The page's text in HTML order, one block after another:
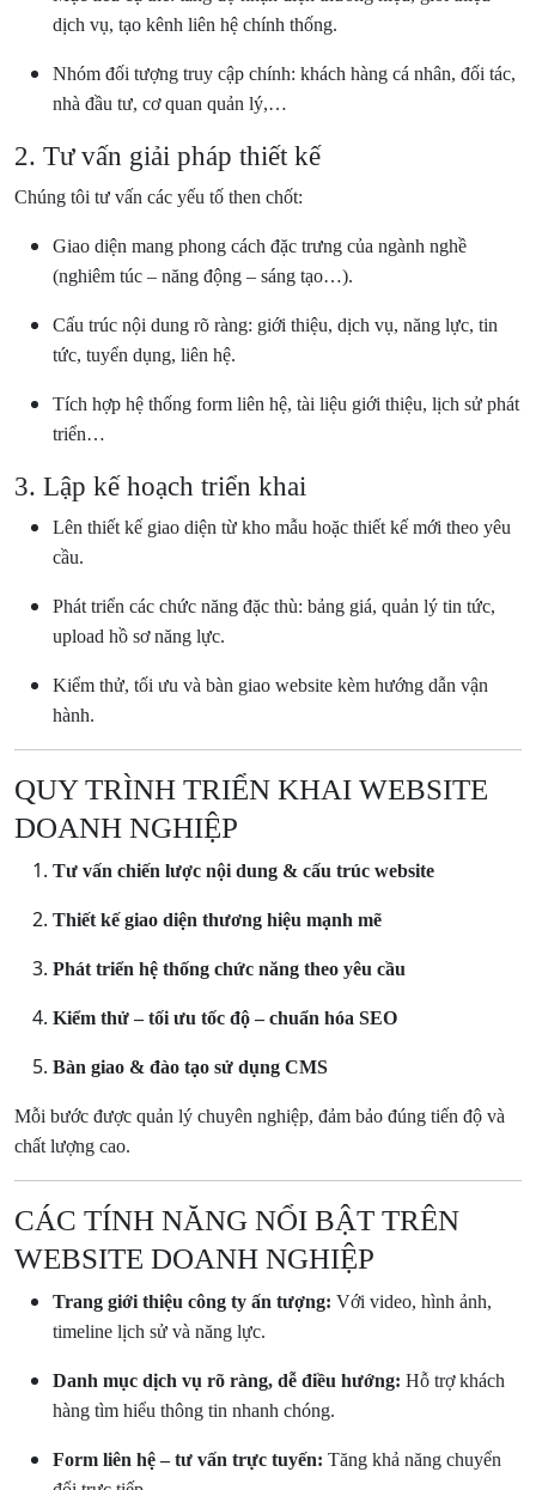
dịch vụ, tạo kênh liên hệ chính thống.
Nhóm đối tượng truy cập chính: khách hàng cá nhân, đối tác,
nhà đầu tư, cơ quan quản lý,…
2. Tư vấn giải pháp thiết kế
Chúng tôi tư vấn các yếu tố then chốt:
Giao diện mang phong cách đặc trưng của ngành nghề
(nghiêm túc – năng động – sáng tạo…).
Cấu trúc nội dung rõ ràng: giới thiệu, dịch vụ, năng lực, tin
tức, tuyển dụng, liên hệ.
Tích hợp hệ thống form liên hệ, tài liệu giới thiệu, lịch sử phát
triển…
3. Lập kế hoạch triển khai
Lên thiết kế giao diện từ kho mẫu hoặc thiết kế mới theo yêu
cầu.
Phát triển các chức năng đặc thù: bảng giá, quản lý tin tức,
upload hồ sơ năng lực.
Kiểm thử, tối ưu và bàn giao website kèm hướng dẫn vận
hành.
QUY TRÌNH TRIỂN KHAI WEBSITE
DOANH NGHIỆP
Tư vấn chiến lược nội dung & cấu trúc website
Thiết kế giao diện thương hiệu mạnh mẽ
Phát triển hệ thống chức năng theo yêu cầu
Kiểm thử – tối ưu tốc độ – chuẩn hóa SEO
Bàn giao & đào tạo sử dụng CMS
Mỗi bước được quản lý chuyên nghiệp, đảm bảo đúng tiến độ và
chất lượng cao.
CÁC TÍNH NĂNG NỔI BẬT TRÊN
WEBSITE DOANH NGHIỆP
Trang giới thiệu công ty ấn tượng: Với video, hình ảnh,
timeline lịch sử và năng lực.
Danh mục dịch vụ rõ ràng, dễ điều hướng: Hỗ trợ khách
hàng tìm hiểu thông tin nhanh chóng.
Form liên hệ – tư vấn trực tuyến: Tăng khả năng chuyển